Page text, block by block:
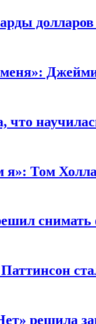
что
я»: Том
решила